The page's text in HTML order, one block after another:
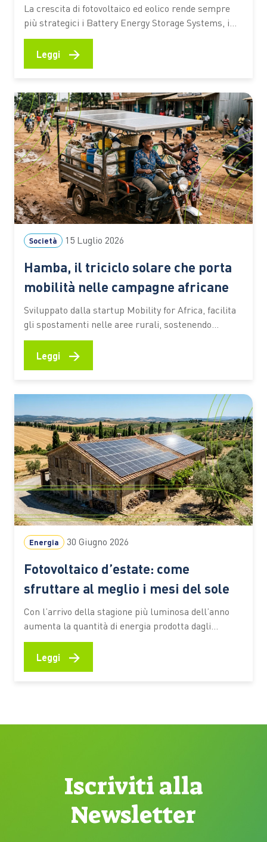
d’Europa
La crescita di fotovoltaico ed eolico rende sempre
più strategici i Battery Energy Storage Systems, i
grandi sistemi di accumulo a batteria chiamati a
bilanciare produzione e consumi e a garantire
Nelle ore centrali di…
Leggi →
Società 15 Luglio 2026
Hamba, il triciclo solare che porta
mobilità nelle campagne africane
Sviluppato dalla startup Mobility for Africa, facilita
gli spostamenti nelle aree rurali, sostenendo
agricoltura, imprenditoria locale, inclusione
femminile e riduzione delle emissioni In molte aree
gestisce una piccola attività commerciale o deve
Leggi →
Energia 30 Giugno 2026
Fotovoltaico d’estate: come
sfruttare al meglio i mesi del sole
Con l’arrivo della stagione più luminosa dell’anno
aumenta la quantità di energia prodotta dagli
impianti domestici. È il periodo ideale per
controllare le prestazioni del sistema, verificare il
Leggi →
Iscriviti alla
Newsletter